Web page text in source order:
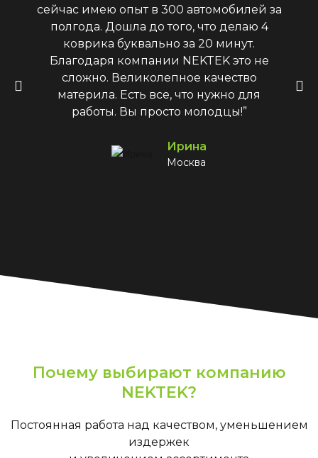
сейчас имею опыт в 300 автомобилей за
полгода. Дошла до того, что делаю 4
коврика буквально за 20 минут.
Благодаря компании NEKTEK это не
сложно. Великолепное качество
материла. Есть все, что нужно для
работы. Вы просто молодцы!”
Ирина
Москва
Почему выбирают компанию
NEKTEK?
Постоянная работа над качеством, уменьшением
издержек